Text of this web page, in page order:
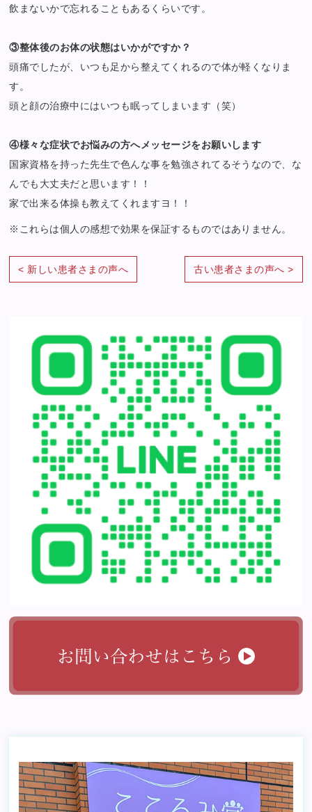
飲まないかで忘れることもあるくらいです。
③整体後のお体の状態はいかがですか？
頭痛でしたが、いつも足から整えてくれるので体が軽くなりま
す。
頭と顔の治療中にはいつも眠ってしまいます（笑）
④様々な症状でお悩みの方へメッセージをお願いします
国家資格を持った先生で色んな事を勉強されてるそうなので、な
んでも大丈夫だと思います！！
家で出来る体操も教えてくれますヨ！！
※これらは個人の感想で効果を保証するものではありません。
< 新しい患者さまの声へ 古い患者さまの声へ >